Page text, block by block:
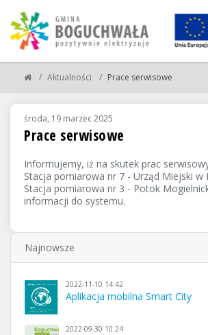
Aktualności Prace serwisowe
środa, 19 marzec 2025
Prace serwisowe
Informujemy, iż na skutek prac
Stacja pomiarowa nr 7 - Urząd Miejski w
Stacja pomiarowa nr 3 - Potok
informacji do systemu.
Najnowsze
2022-11-10 14:42
Aplikacja mobilna Smart City
2022-09-30 10:24